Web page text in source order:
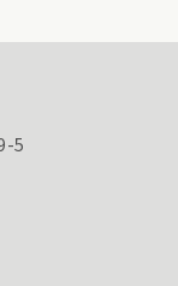
5